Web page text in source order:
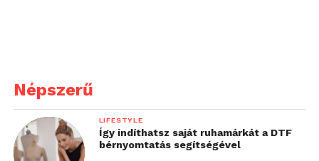
Népszerű
LIFESTYLE
Így indíthatsz saját ruhamárkát a DTF
bérnyomtatás segítségével